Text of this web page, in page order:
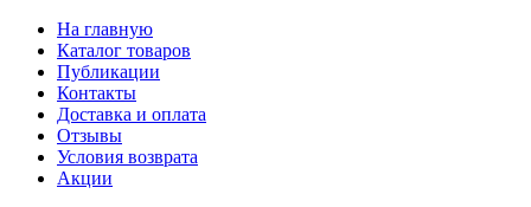
На главную
Каталог товаров
Публикации
Контакты
Доставка и оплата
Отзывы
Условия возврата
Акции